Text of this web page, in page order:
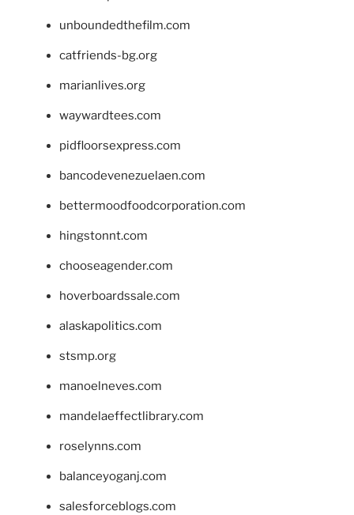
unboundedthefilm.com
catfriends-bg.org
marianlives.org
waywardtees.com
pidfloorsexpress.com
bancodevenezuelaen.com
bettermoodfoodcorporation.com
hingstonnt.com
chooseagender.com
hoverboardssale.com
alaskapolitics.com
stsmp.org
manoelneves.com
mandelaeffectlibrary.com
roselynns.com
balanceyoganj.com
salesforceblogs.com